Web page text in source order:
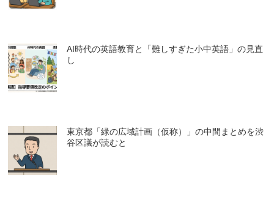
AI時代の英語教育と「難しすぎた小中英語」の見直
し
東京都「緑の広域計画（仮称）」の中間まとめを渋
谷区議が読むと